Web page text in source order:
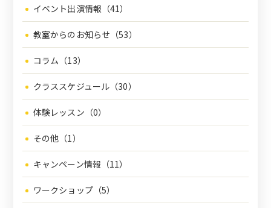
イベント出演情報（41）
教室からのお知らせ（53）
コラム（13）
クラススケジュール（30）
体験レッスン（0）
その他（1）
キャンペーン情報（11）
ワークショップ（5）